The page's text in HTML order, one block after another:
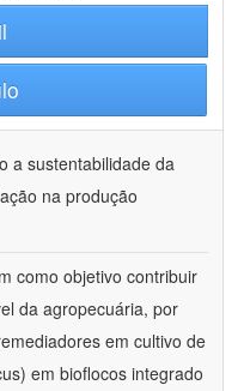
a sustentabilidade da
na produção
como objetivo contribuir
da agropecuária, por
em cultivo de
em bioflocos integrado